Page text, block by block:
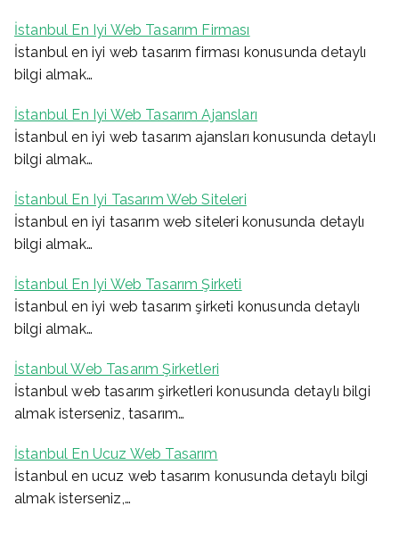
İstanbul En Iyi Web Tasarım Firması
İstanbul en iyi web tasarım firması konusunda detaylı
bilgi almak…
İstanbul En Iyi Web Tasarım Ajansları
İstanbul en iyi web tasarım ajansları konusunda detaylı
bilgi almak…
İstanbul En Iyi Tasarım Web Siteleri
İstanbul en iyi tasarım web siteleri konusunda detaylı
bilgi almak…
İstanbul En Iyi Web Tasarım Şirketi
İstanbul en iyi web tasarım şirketi konusunda detaylı
bilgi almak…
İstanbul Web Tasarım Şirketleri
İstanbul web tasarım şirketleri konusunda detaylı bilgi
almak isterseniz, tasarım…
İstanbul En Ucuz Web Tasarım
İstanbul en ucuz web tasarım konusunda detaylı bilgi
almak isterseniz,…